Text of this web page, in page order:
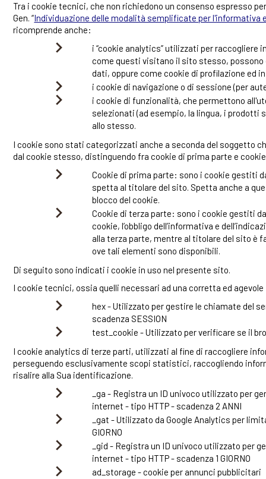
Tra i cookie tecnici, che non richiedono un consenso espresso
Gen. “Individuazione delle modalità semplificate per l'informativa
ricomprende anche:
i “cookie analytics” utilizzati per raccogliere
come questi visitano il sito stesso,
dati, oppure come cookie di profilazione ed
i cookie di navigazione o di sessione (per
i cookie di funzionalità, che permettono
selezionati (ad esempio, la lingua, i prodotti
allo stesso.
I cookie sono stati categorizzati anche a seconda del soggetto
dal cookie stesso, distinguendo fra cookie di prima parte e
Cookie di prima parte: sono i cookie gestiti
spetta al titolare del sito. Spetta anche a
blocco del cookie.
Cookie di terza parte: sono i cookie gestiti
cookie, l’obbligo dell’informativa e
alla terza parte, mentre al titolare del sito è
ove tali elementi sono disponibili.
Di seguito sono indicati i cookie in uso nel presente sito.
I cookie tecnici, ossia quelli necessari ad una corretta ed
hex - Utilizzato per gestire le chiamate del
scadenza SESSION
test_cookie - Utilizzato per verificare se il
I cookie analytics di terze parti, utilizzati al fine di raccogliere
perseguendo esclusivamente scopi statistici, raccogliendo
risalire alla Sua identificazione.
_ga - Registra un ID univoco utilizzato per
internet - tipo HTTP - scadenza 2 ANNI
_gat - Utilizzato da Google Analytics per
GIORNO
_gid - Registra un ID univoco utilizzato
internet - tipo HTTP - scadenza 1 GIORNO
ad_storage - cookie per annunci pubblicitari